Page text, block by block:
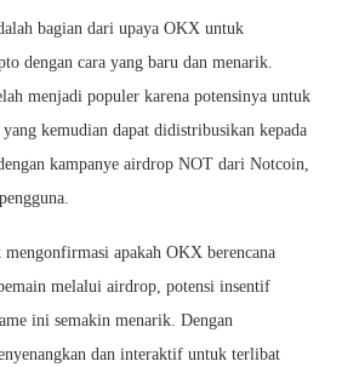
bagian dari upaya OKX untuk
dengan cara yang baru dan menarik.
menjadi populer karena potensinya untuk
kemudian dapat didistribusikan kepada
kampanye airdrop NOT dari Notcoin,
apakah OKX berencana
melalui airdrop, potensi insentif
ini semakin menarik. Dengan
dan interaktif untuk terlibat